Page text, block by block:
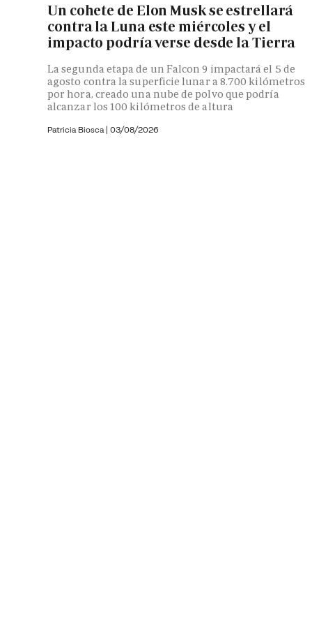
Un cohete de Elon Musk se estrellará
contra la Luna este miércoles y el
impacto podría verse desde la Tierra
La segunda etapa de un Falcon 9 impactará el 5 de
agosto contra la superficie lunar a 8.700 kilómetros
por hora, creado una nube de polvo que podría
alcanzar los 100 kilómetros de altura
Patricia Biosca | 03/08/2026